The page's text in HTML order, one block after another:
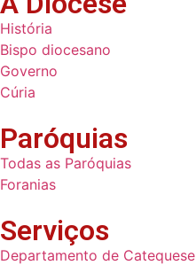
História
Bispo diocesano
Governo
Cúria
Paróquias
Todas as Paróquias
Foranias
Serviços
Departamento de Catequese